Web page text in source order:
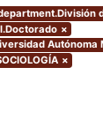
×
×